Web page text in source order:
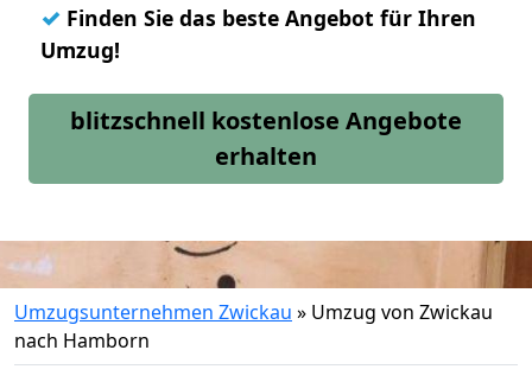
✓ Finden Sie das beste Angebot für Ihren
Umzug!
blitzschnell kostenlose Angebote
erhalten
Umzugsunternehmen Zwickau » Umzug von Zwickau
nach Hamborn